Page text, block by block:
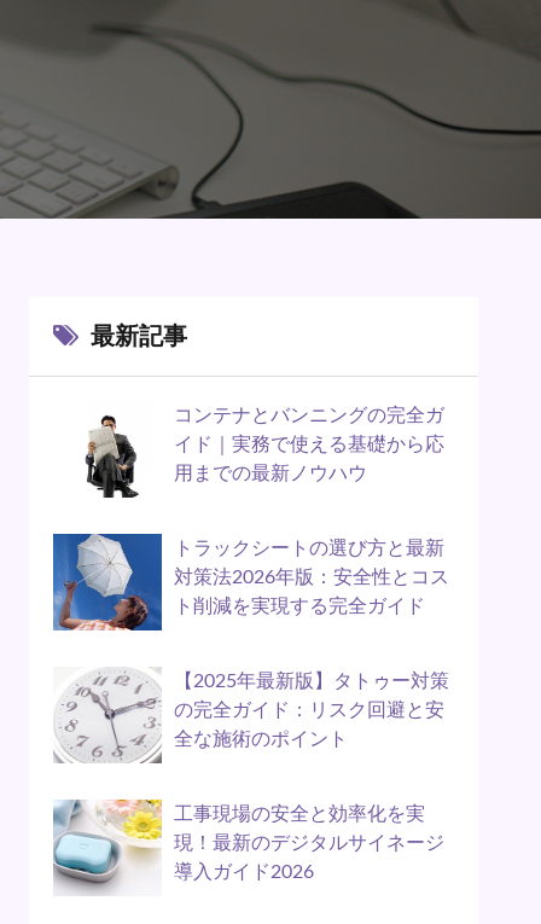
最新記事
コンテナとバンニングの完全ガ
イド｜実務で使える基礎から応
用までの最新ノウハウ
トラックシートの選び方と最新
対策法2026年版：安全性とコス
ト削減を実現する完全ガイド
【2025年最新版】タトゥー対策
の完全ガイド：リスク回避と安
全な施術のポイント
工事現場の安全と効率化を実
現！最新のデジタルサイネージ
導入ガイド2026